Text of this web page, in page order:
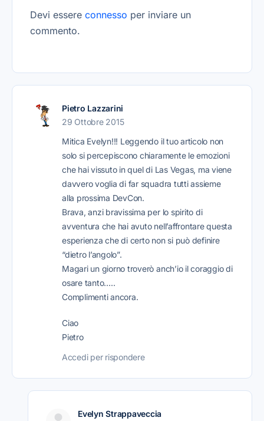
Devi essere connesso per inviare un
commento.
Pietro Lazzarini
29 Ottobre 2015
Mitica Evelyn!!! Leggendo il tuo articolo non
solo si percepiscono chiaramente le emozioni
che hai vissuto in quel di Las Vegas, ma viene
davvero voglia di far squadra tutti assieme
alla prossima DevCon.
Brava, anzi bravissima per lo spirito di
avventura che hai avuto nell’affrontare questa
esperienza che di certo non si può definire
“dietro l’angolo”.
Magari un giorno troverò anch’io il coraggio di
osare tanto…..
Complimenti ancora.
Ciao
Pietro
Accedi per rispondere
Evelyn Strappaveccia